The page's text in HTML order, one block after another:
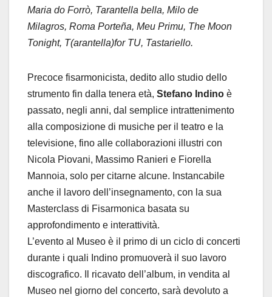
Maria do Forrò, Tarantella bella, Milo de
Milagros, Roma Porteña, Meu Primu, The Moon
Tonight, T(arantella)for TU, Tastariello.
Precoce fisarmonicista, dedito allo studio dello
strumento fin dalla tenera età, Stefano Indino è
passato, negli anni, dal semplice intrattenimento
alla composizione di musiche per il teatro e la
televisione, fino alle collaborazioni illustri con
Nicola Piovani, Massimo Ranieri e Fiorella
Mannoia, solo per citarne alcune. Instancabile
anche il lavoro dell’insegnamento, con la sua
Masterclass di Fisarmonica basata su
approfondimento e interattività.
L’evento al Museo è il primo di un ciclo di concerti
durante i quali Indino promuoverà il suo lavoro
discografico.
Il ricavato dell’album, in vendita al
Museo nel giorno del concerto, sarà devoluto a